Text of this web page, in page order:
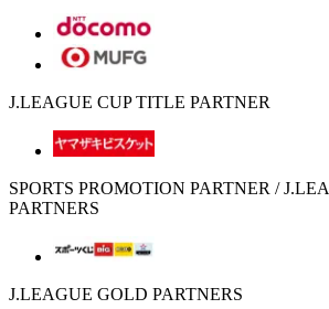
J.LEAGUE CUP TITLE PARTNER
SPORTS PROMOTION PARTNER /
PARTNERS
J.LEAGUE GOLD PARTNERS